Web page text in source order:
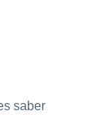
saber